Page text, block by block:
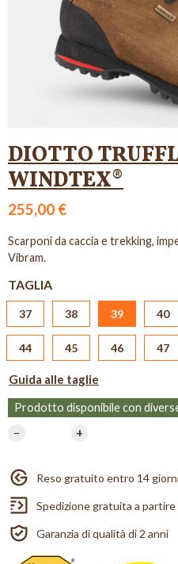
DIOTTO
WINDTEX®
255,00 €
Scarponi da caccia e trekking,
Vibram.
TAGLIA
37 38 39 40
44 45 46 47
Guida alle taglie
Prodotto disponibile con
−
+
Reso gratuito entro 14
Spedizione gratuita a partire
Garanzia di qualità di 2 anni